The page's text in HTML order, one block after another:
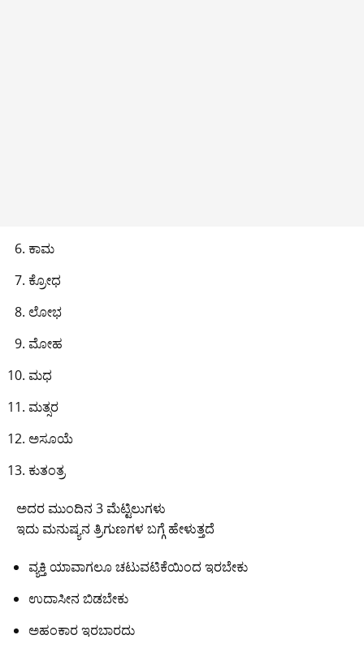
ಕಾಮ
ಕ್ರೋಧ
ಲೋಭ
ಮೋಹ
ಮಧ
ಮತ್ಸರ
ಅಸೂಯೆ
ಕುತಂತ್ರ
ಅದರ ಮುಂದಿನ 3 ಮೆಟ್ಟಿಲುಗಳು
ಇದು ಮನುಷ್ಯನ ತ್ರಿಗುಣಗಳ ಬಗ್ಗೆ ಹೇಳುತ್ತದೆ
ವ್ಯಕ್ತಿ ಯಾವಾಗಲೂ ಚಟುವಟಿಕೆಯಿಂದ ಇರಬೇಕು
ಉದಾಸೀನ ಬಿಡಬೇಕು
ಅಹಂಕಾರ ಇರಬಾರದು